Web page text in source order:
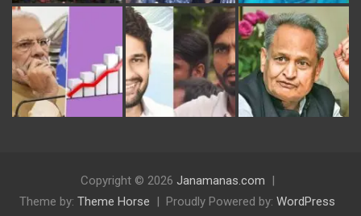
Copyright © 2026 Janamanas.com
Theme by: Theme Horse Proudly Powered by: WordPress